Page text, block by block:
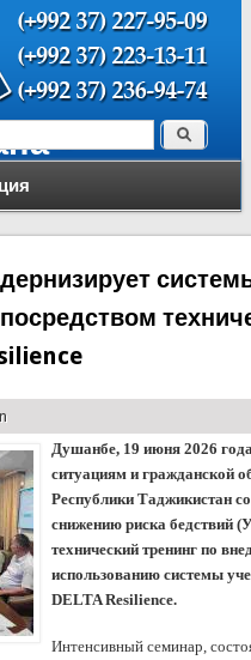
поиска Поиск
Душанбе, 19 июня 2026
ситуациям и гражданской
Республики Таджикистан
снижению риска бедствий
технический тренинг по
использованию системы
DELTA Resilience.
Интенсивный семинар,